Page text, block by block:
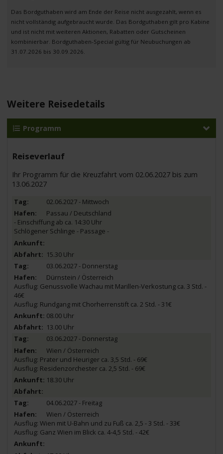
Das Bordguthaben wird am Ende der Reise nicht ausgezahlt, wenn es
nicht vollständig aufgebraucht wurde. Das Bordguthaben gilt pro Kabine
und ist nicht mit weiteren Aktionen, Rabatten oder Gutscheinen
kombinierbar. Bordguthaben-Special gültig für Neubuchungen ab
31.07.2026 bis 30.09.2026.
Weitere Reisedetails
Programm
Reiseverlauf
Ihr Programm für die Kreuzfahrt vom 02.06.2027 bis zum
13.06.2027
02.06.2027 - Mittwoch
Passau / Deutschland
- Einschiffung ab ca. 14:30 Uhr
Schlögener Schlinge - Passage -
15.30 Uhr
03.06.2027 - Donnerstag
Dürnstein / Österreich
Ausflug: Genussvolle Wachau mit Marillen-Verkostung ca. 3 Std. -
46€
Ausflug: Rundgang mit Chorherrenstift ca. 2 Std. - 31€
08.00 Uhr
13.00 Uhr
03.06.2027 - Donnerstag
Wien / Österreich
Ausflug: Prater und Heuriger ca. 3,5 Std. - 69€
Ausflug: Residenzorchester ca. 2,5 Std. - 69€
18.30 Uhr
04.06.2027 - Freitag
Wien / Österreich
Ausflug: Wien mit U-Bahn und zu Fuß ca. 2,5 - 3 Std. - 33€
Ausflug: Ganz Wien im Blick ca. 4-4,5 Std. - 42€